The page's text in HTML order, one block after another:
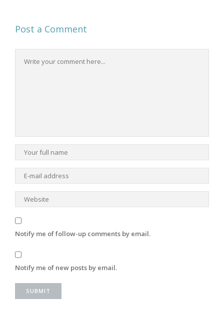
Post a Comment
Notify me of follow-up comments by email.
Notify me of new posts by email.